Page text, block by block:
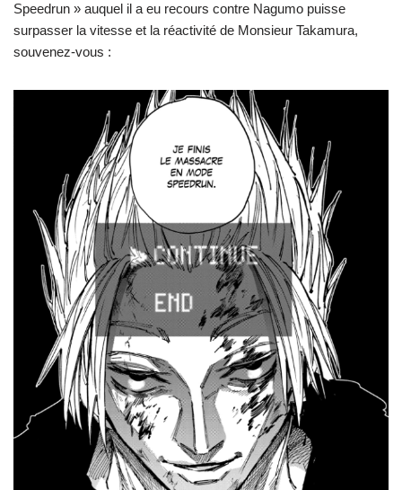
Speedrun » auquel il a eu recours contre Nagumo puisse
surpasser la vitesse et la réactivité de Monsieur Takamura,
souvenez-vous :